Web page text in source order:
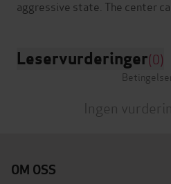
Leservurderinger(0)
Ingen
OM OSS